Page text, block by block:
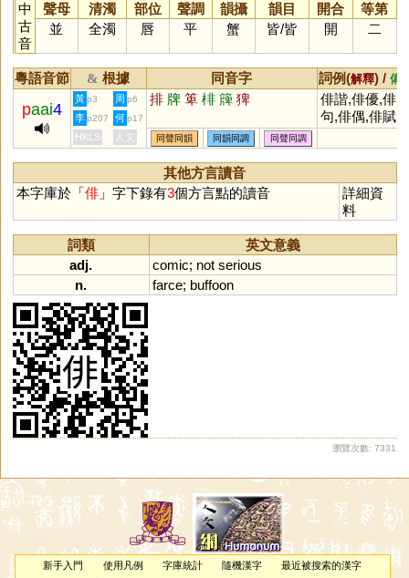
中
古
音
聲母 清濁 部位 聲調 韻攝 韻目 開合
等第
並
全濁 唇 平 蟹 皆/皆 開 二
粵語音節 & 根據 同音字 詞例(解釋) / 備
paai4
黃 p3 周 p6 排 牌 箄 棑 簰 猈
俳諧,俳優,俳
句,俳偶,俳賦
李 p207 何 p17
HKLS 人文 同聲同韻 同韻同調 同聲同調
其他方言讀音
本字庫於「俳」字下錄有3個方言點的讀音
詳細資
料
詞類
英文意義
adj.
comic; not serious
n.
farce; buffoon
瀏覽次數: 7331
新手入門 使用凡例 字庫統計 隨機漢字
最近被搜索的漢字